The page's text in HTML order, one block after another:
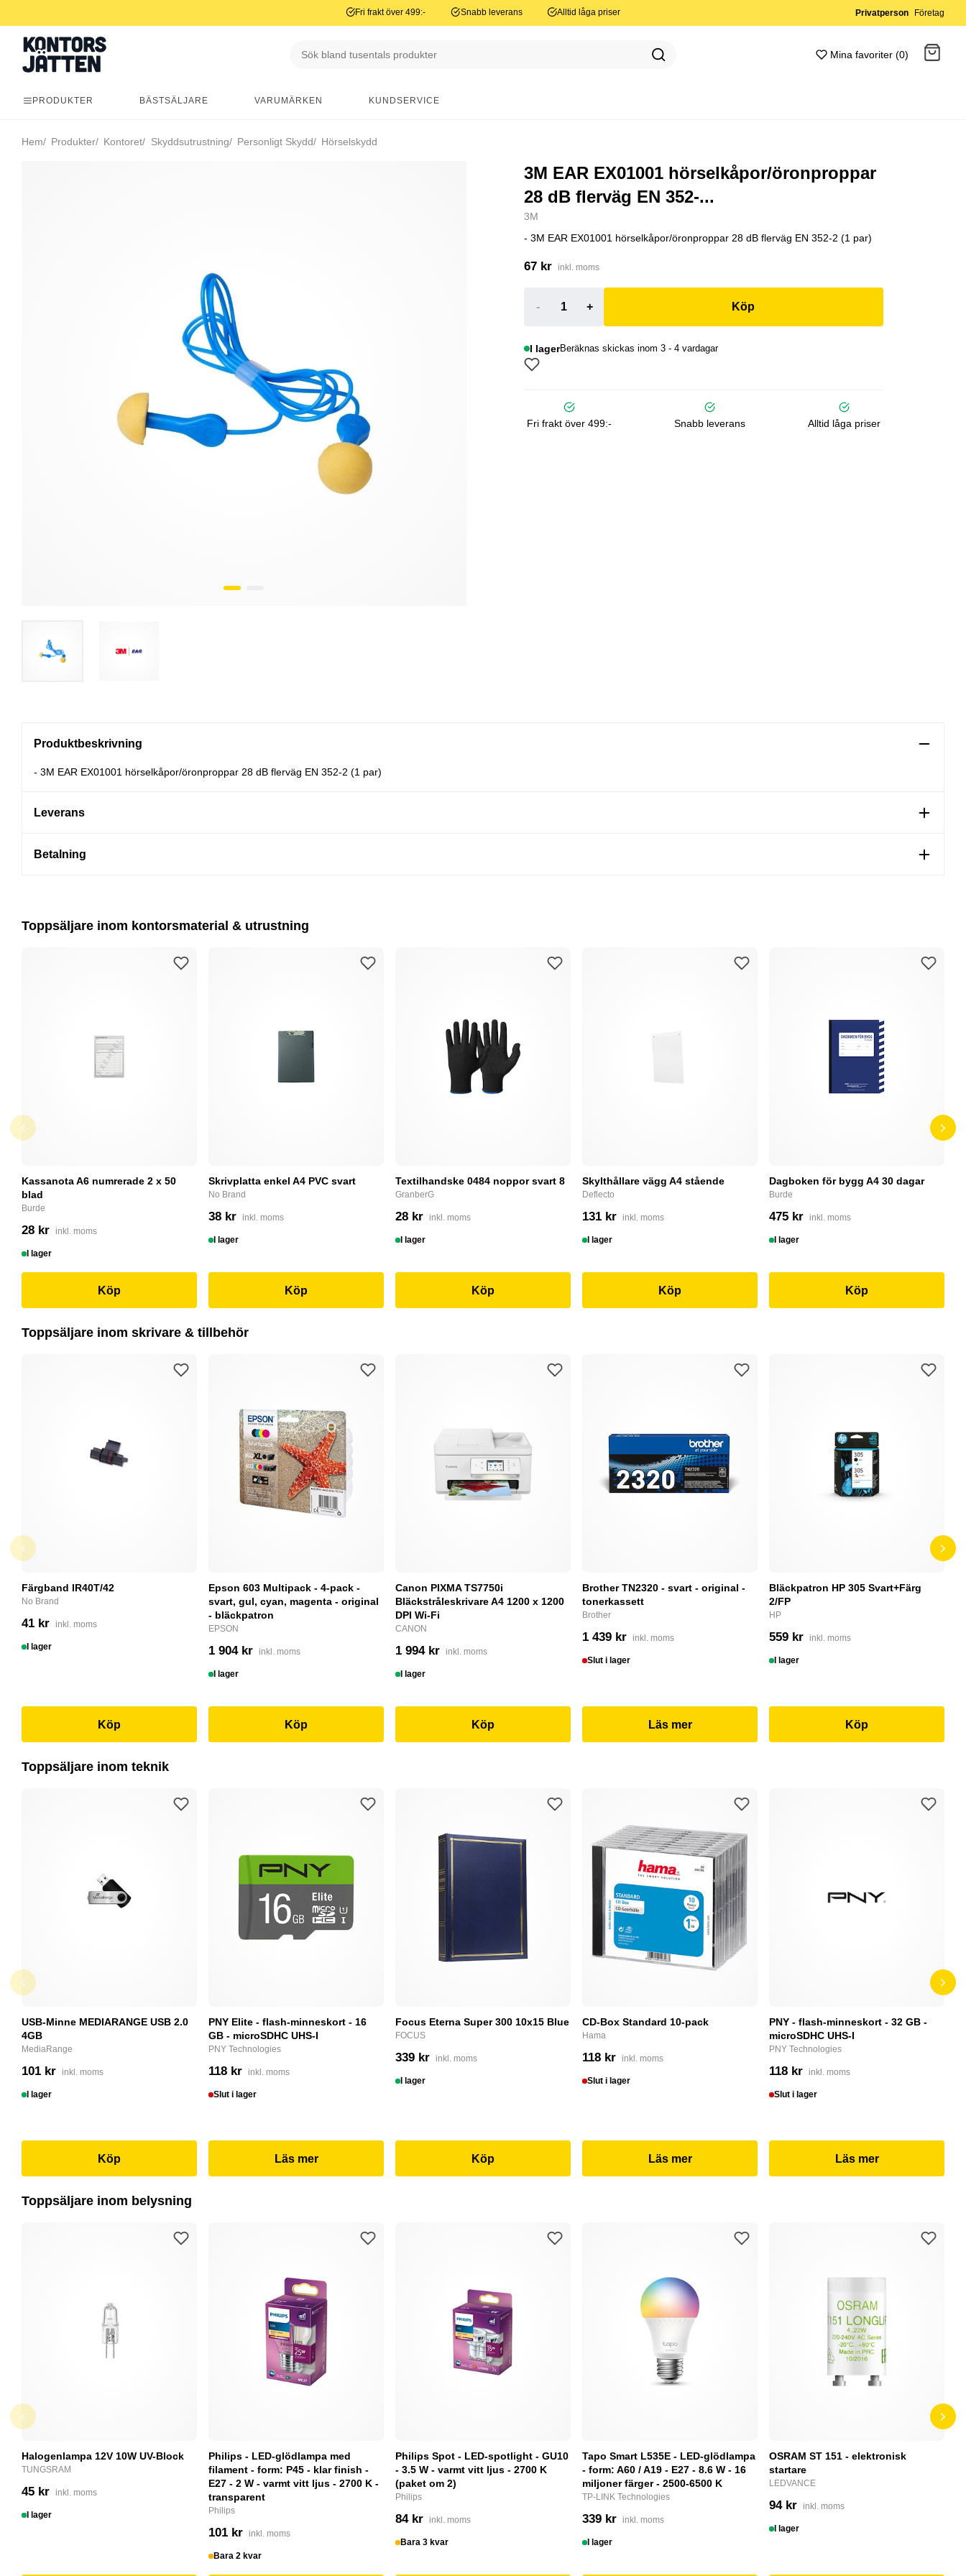
Fri frakt över 499:- Snabb leverans Alltid låga priser Privatperson Företag
Mina favoriter (0)
PRODUKTER BÄSTSÄLJARE VARUMÄRKEN KUNDSERVICE
Hem Produkter Kontoret Skyddsutrustning Personligt Skydd Hörselskydd
3M EAR EX01001 hörselkåpor/öronproppar
28 dB flerväg EN 352-...
3M
- 3M EAR EX01001 hörselkåpor/öronproppar 28 dB flerväg EN 352-2 (1 par)
67 kr inkl. moms
- + Köp
I lagerBeräknas skickas inom 3 - 4 vardagar
Fri frakt över 499:- Snabb leverans Alltid låga priser
Produktbeskrivning
- 3M EAR EX01001 hörselkåpor/öronproppar 28 dB flerväg EN 352-2 (1 par)
Leverans
Betalning
Toppsäljare inom kontorsmaterial & utrustning
Kassanota A6 numrerade 2 x 50
blad
Burde
28 kr inkl. moms
I lager
Köp
Skrivplatta enkel A4 PVC svart
No Brand
38 kr inkl. moms
I lager
Köp
Textilhandske 0484 noppor svart 8
GranberG
28 kr inkl. moms
I lager
Köp
Skylthållare vägg A4 stående
Deflecto
131 kr inkl. moms
I lager
Köp
Dagboken för bygg A4 30 dagar
Burde
475 kr inkl. moms
I lager
Köp
Toppsäljare inom skrivare & tillbehör
Färgband IR40T/42
No Brand
41 kr inkl. moms
I lager
Köp
Epson 603 Multipack - 4-pack -
svart, gul, cyan, magenta - original
- bläckpatron
EPSON
1 904 kr inkl. moms
I lager
Köp
Canon PIXMA TS7750i
Bläckstråleskrivare A4 1200 x 1200
DPI Wi-Fi
CANON
1 994 kr inkl. moms
I lager
Köp
Brother TN2320 - svart - original -
tonerkassett
Brother
1 439 kr inkl. moms
Slut i lager
Läs mer
Bläckpatron HP 305 Svart+Färg
2/FP
HP
559 kr inkl. moms
I lager
Köp
Toppsäljare inom teknik
USB-Minne MEDIARANGE USB 2.0
4GB
MediaRange
101 kr inkl. moms
I lager
Köp
PNY Elite - flash-minneskort - 16
GB - microSDHC UHS-I
PNY Technologies
118 kr inkl. moms
Slut i lager
Läs mer
Focus Eterna Super 300 10x15 Blue
FOCUS
339 kr inkl. moms
I lager
Köp
CD-Box Standard 10-pack
Hama
118 kr inkl. moms
Slut i lager
Läs mer
PNY - flash-minneskort - 32 GB -
microSDHC UHS-I
PNY Technologies
118 kr inkl. moms
Slut i lager
Läs mer
Toppsäljare inom belysning
Halogenlampa 12V 10W UV-Block
TUNGSRAM
45 kr inkl. moms
I lager
Philips - LED-glödlampa med
filament - form: P45 - klar finish -
E27 - 2 W - varmt vitt ljus - 2700 K -
transparent
Philips
101 kr inkl. moms
Bara 2 kvar
Philips Spot - LED-spotlight - GU10
- 3.5 W - varmt vitt ljus - 2700 K
(paket om 2)
Philips
84 kr inkl. moms
Bara 3 kvar
Tapo Smart L535E - LED-glödlampa
- form: A60 / A19 - E27 - 8.6 W - 16
miljoner färger - 2500-6500 K
TP-LINK Technologies
339 kr inkl. moms
I lager
OSRAM ST 151 - elektronisk
startare
LEDVANCE
94 kr inkl. moms
I lager